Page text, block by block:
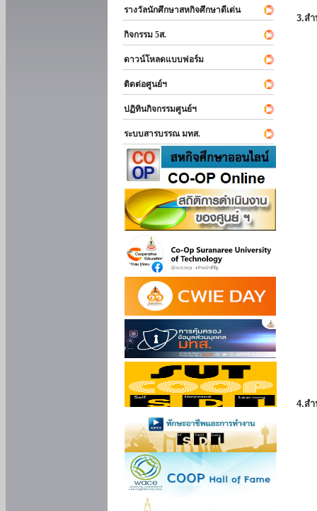
รางวัลนักศึกษาสหกิจศึกษาดีเด่น
กิจกรรม 5ส.
ดาวน์โหลดแบบฟอร์ม
ติดต่อศูนย์ฯ
ปฏิทินกิจกรรมศูนย์ฯ
ระบบสารบรรณ มทส.
3.ส
4.ส